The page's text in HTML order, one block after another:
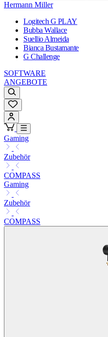
Hermann Miller
Logitech G PLAY
Bubba Wallace
Suellio Almeida
Bianca Bustamante
G Challenge
SOFTWARE
ANGEBOTE
Gaming
Zubehör
COMPASS
Gaming
Zubehör
COMPASS